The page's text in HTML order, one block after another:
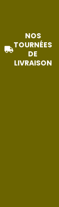
NOS
TOURNÉES
DE
LIVRAISON